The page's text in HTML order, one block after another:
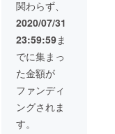
witter.c
om/Our
union_
Uaas
500円で
【あな
たのお
名前】
を約
6400人
クス
メッ
セージ
・宣伝
したい
活動の
URL を
まるご
と1ツ
イート
関わらず、
2020/07/31
23:59:59ま
でに集まっ
た金額が
ファンディ
ングされま
す。